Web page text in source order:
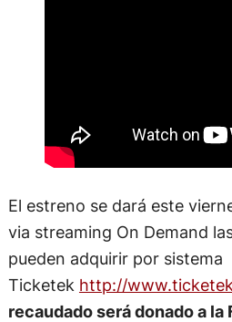
El estreno se dará este
via streaming On Demand
pueden adquirir por sistema
Ticketek http://
recaudado será donado a la